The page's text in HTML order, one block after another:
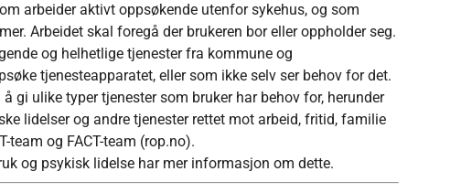
arbeider aktivt oppsøkende utenfor sykehus, og som
Arbeidet skal foregå der brukeren bor eller oppholder seg.
og helhetlige tjenester fra kommune og
tjenesteapparatet, eller som ikke selv ser behov for det.
gi ulike typer tjenester som bruker har behov for, herunder
lidelser og andre tjenester rettet mot arbeid, fritid, familie
og FACT-team (rop.no).
og psykisk lidelse har mer informasjon om dette.